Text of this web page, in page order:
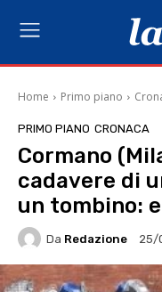
Home Primo piano
PRIMO PIANO CRONACA
Cormano
cadavere di
un tombino:
Da Redazione 25/